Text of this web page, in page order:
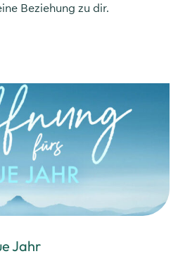
Beziehung zu dir.
Jahr